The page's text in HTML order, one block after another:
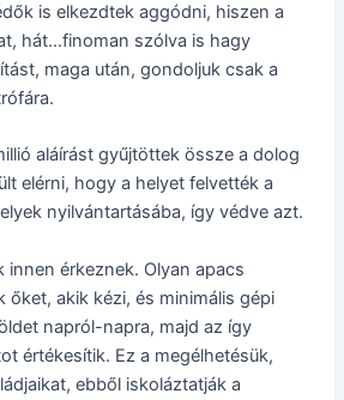
is elkezdtek aggódni, hiszen a
hát…finoman szólva is hagy
maga után, gondoljuk csak a
aláírást gyűjtöttek össze a dolog
elérni, hogy a helyet felvették a
nyilvántartásába, így védve azt.
innen érkeznek. Olyan apacs
őket, akik kézi, és minimális gépi
napról-napra, majd az így
értékesítik. Ez a megélhetésük,
ebből iskoláztatják a